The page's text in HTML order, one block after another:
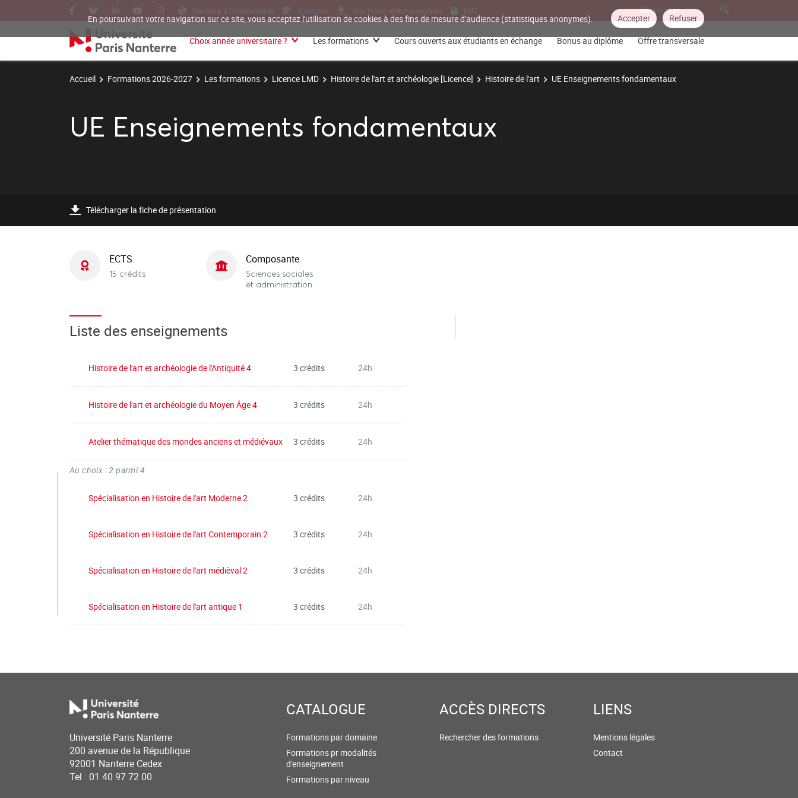
En poursuivant votre navigation sur ce site, vous acceptez l'utilisation de cookies à des fins de mesure d'audience (statistiques anonymes). Accepter Refuser
Nanterre à l'international S'inscrire Brochures téléchargeables ENT
Choix année universitaire ? Les formations Cours ouverts aux étudiants en échange Bonus au diplôme Offre transversale
Accueil Formations 2026-2027 Les formations Licence LMD Histoire de l'art et archéologie [Licence] Histoire de l'art UE Enseignements fondamentaux
UE Enseignements fondamentaux
Télécharger la fiche de présentation
ECTS
15 crédits
Composante
Sciences sociales
et administration
Liste des enseignements
Histoire de l'art et archéologie de l'Antiquité 4 3 crédits 24h
Histoire de l'art et archéologie du Moyen Âge 4 3 crédits 24h
Atelier thématique des mondes anciens et médiévaux 3 crédits 24h
Au choix : 2 parmi 4
Spécialisation en Histoire de l'art Moderne 2 3 crédits 24h
Spécialisation en Histoire de l'art Contemporain 2 3 crédits 24h
Spécialisation en Histoire de l'art médièval 2 3 crédits 24h
Spécialisation en Histoire de l'art antique 1 3 crédits 24h
Université Paris Nanterre
200 avenue de la République
92001 Nanterre Cedex
Tel : 01 40 97 72 00
CATALOGUE
Formations par domaine
Formations pr modalités
d'enseignement
Formations par niveau
ACCÈS DIRECTS
Rechercher des formations
LIENS
Mentions légales
Contact